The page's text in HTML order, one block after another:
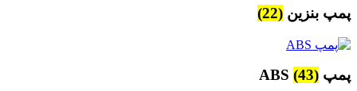
پمپ بنزین (22)
پمپ ABS (43)